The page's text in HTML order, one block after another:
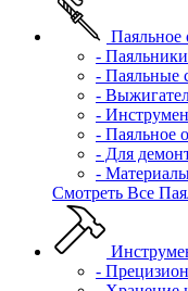
Паяльное
- Паяльники
- Паяльные
-
-
- Паяльное
- Для
-
Смотреть Все
-